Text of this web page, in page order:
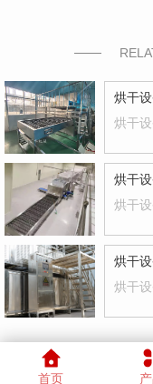
烘干
烘干
烘干
烘干
烘干
烘干
首页